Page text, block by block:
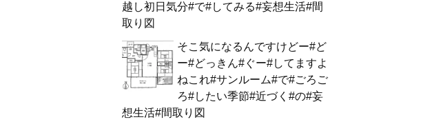
越し初日気分#で#してみる#妄想生活#間
取り図
そこ気になるんですけどー#ど
ー#どっきん#ぐー#してますよ
ねこれ#サンルーム#で#ごろご
ろ#したい季節#近づく#の#妄
想生活#間取り図